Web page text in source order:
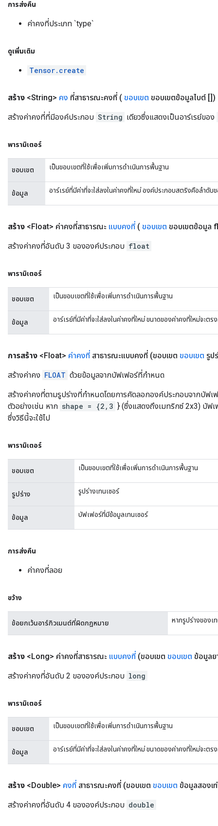
การส่งคืน
ค่าคงที่ประเภท `type`
ดูเพิ่มเติม
Tensor.create
สร้าง <String> คง ที่สาธารณะคงที่ ( ขอบเขต ขอบเขตข้อมูลไบต์ [])
สร้างค่าคงที่ที่มีองค์ประกอบ String เดียวซึ่งแสดงเป็นอาร์เรย์ของ
พารามิเตอร์
ขอบเขต เป็นขอบเขตที่ใช้เพื่อเพิ่มการดำเนินการพื้นฐาน
ข้อมูล อาร์เรย์ที่มีค่าที่จะใส่ลงในค่าคงที่ใหม่ องค์ประกอบสตริงคือลำดับ
สร้าง <Float> ค่าคงที่สาธารณะ แบบคงที่ ( ขอบเขต ขอบเขตข้อมูล
สร้างค่าคงที่อันดับ 3 ขององค์ประกอบ float
พารามิเตอร์
ขอบเขต เป็นขอบเขตที่ใช้เพื่อเพิ่มการดำเนินการพื้นฐาน
ข้อมูล อาร์เรย์ที่มีค่าที่จะใส่ลงในค่าคงที่ใหม่ ขนาดของค่าคงที่ใหม่จะตร
การสร้าง <Float> ค่าคงที่ สาธารณะแบบคงที่ (ขอบเขต ขอบเขต รูป
สร้างค่าคง FLOAT ด้วยข้อมูลจากบัฟเฟอร์ที่กำหนด
สร้างค่าคงที่ตามรูปร่างที่กำหนดโดยการคัดลอกองค์ประกอบจากบัฟเ
ตัวอย่างเช่น หาก shape = {2,3 } (ซึ่งแสดงถึงเมทริกซ์ 2x3) บัฟ
ซึ่งวิธีนี้จะใช้ไป
พารามิเตอร์
ขอบเขต เป็นขอบเขตที่ใช้เพื่อเพิ่มการดำเนินการพื้นฐาน
รูปร่าง รูปร่างเทนเซอร์
ข้อมูล บัฟเฟอร์ที่มีข้อมูลเทนเซอร์
การส่งคืน
ค่าคงที่ลอย
ขว้าง
ข้อยกเว้นอาร์กิวเมนต์ที่ผิดกฎหมาย หากรูปร่างของเ
สร้าง <Long> ค่าคงที่สาธารณะ แบบคงที่ (ขอบเขต ขอบเขต ข้อมูลย
สร้างค่าคงที่อันดับ 2 ขององค์ประกอบ long
พารามิเตอร์
ขอบเขต เป็นขอบเขตที่ใช้เพื่อเพิ่มการดำเนินการพื้นฐาน
ข้อมูล อาร์เรย์ที่มีค่าที่จะใส่ลงในค่าคงที่ใหม่ ขนาดของค่าคงที่ใหม่จะตร
สร้าง <Double> คงที่ สาธารณะคงที่ (ขอบเขต ขอบเขต ข้อมูลสองเ
สร้างค่าคงที่อันดับ 4 ขององค์ประกอบ double